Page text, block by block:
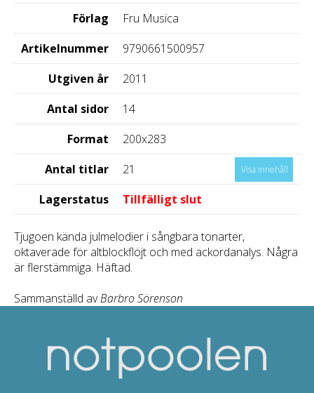
Förlag
Fru Musica
Artikelnummer
9790661500957
Utgiven år
2011
Antal sidor
14
Format
200x283
Antal titlar
21 Visa innehåll
Lagerstatus Tillfälligt slut
Tjugoen kända julmelodier i sångbara tonarter,
oktaverade för altblockflöjt och med ackordanalys. Några
är flerstämmiga. Häftad.
Sammanställd avBarbro Sörenson